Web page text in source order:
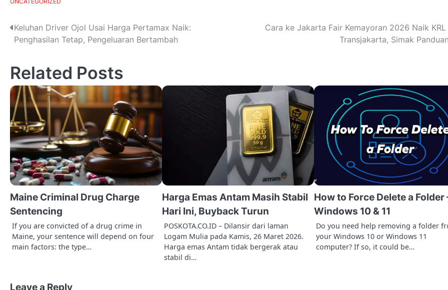
P
s
t
n
a
v
i
g
a
t
i
o
Keluhan Driver Ojol Usai Harga Pertamax Naik:
Penghasilan Tetap, Pengeluaran Bertambah
Cara ke Jakarta Fair Kemayoran 2026 Naik KRL
Transjakarta, Simak
Related Posts
Maine Criminal Drug Charge
Sentencing
If you are convicted of a drug crime in
Maine, your sentence will depend on four
main factors: the type…
Harga Emas Antam Masih Stabil
Hari Ini, Buyback Turun
POSKOTA.CO.ID – Dilansir dari laman
Logam Mulia pada Kamis, 26 Maret 2026.
Harga emas Antam tidak bergerak atau
stabil di…
How to Force Delete a Folder
Windows 10 & 11
Do you need help removing a folder
your Windows 10 or Windows 11
computer? If so, it could be…
Leave a Reply